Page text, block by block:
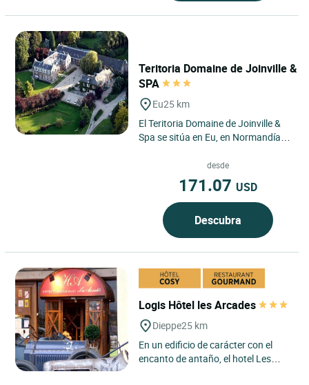
Teritoria Domaine de Joinville &
SPA
Eu25 km
El Teritoria Domaine de Joinville &
Spa se sitúa en Eu, en Normandía,
dialoga con jardines,...
desde
171.07 USD
Descubra
Logis Hôtel les Arcades
Dieppe25 km
En un edificio de carácter con el
encanto de antaño, el hotel Les